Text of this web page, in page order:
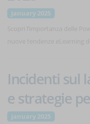
January 2025
Incidenti sul
e strategie
january 2025